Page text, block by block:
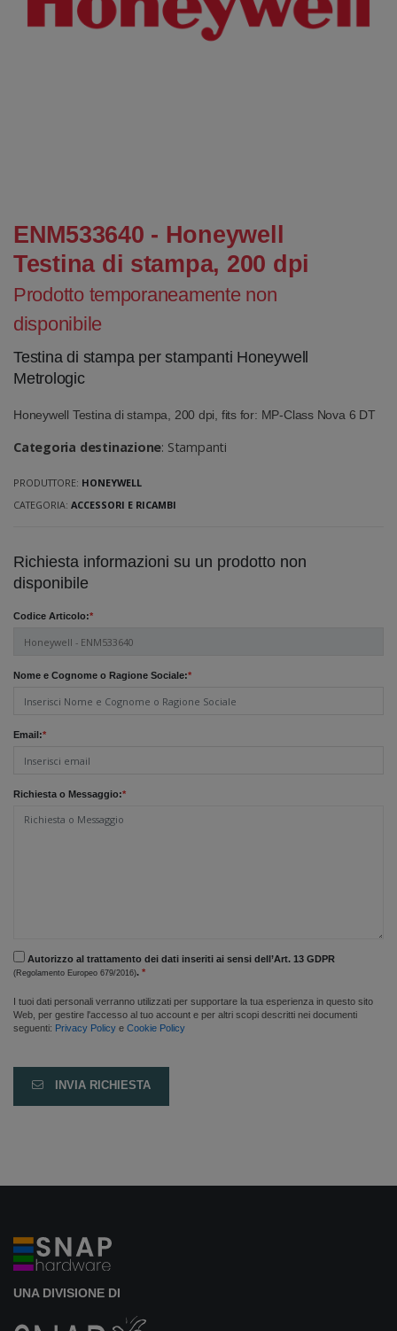
ENM533640 - Honeywell
Testina di stampa, 200 dpi
Prodotto temporaneamente non
disponibile
Testina di stampa per stampanti Honeywell
Metrologic
Honeywell Testina di stampa, 200 dpi, fits for: MP-Class Nova 6 DT
Categoria destinazione: Stampanti
PRODUTTORE: HONEYWELL
CATEGORIA:ACCESSORI E RICAMBI
Richiesta informazioni su un prodotto non
disponibile
Codice Articolo:*
Nome e Cognome o Ragione Sociale:*
Email:*
Richiesta o Messaggio:*
Autorizzo al trattamento dei dati inseriti ai sensi dell’Art. 13 GDPR
(Regolamento Europeo 679/2016). *
I tuoi dati personali verranno utilizzati per supportare la tua esperienza in questo sito
Web, per gestire l'accesso al tuo account e per altri scopi descritti nei documenti
seguenti: Privacy Policy e Cookie Policy
INVIA RICHIESTA
UNA DIVISIONE DI